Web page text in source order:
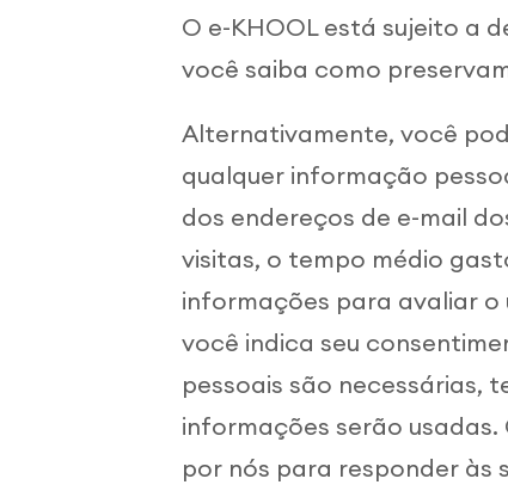
O e-KHOOL está sujeito a
você saiba como
Alternativamente, você
qualquer informação
dos endereços de e-mail
visitas, o tempo médio
informações para avaliar o
você indica seu
pessoais são necessárias,
informações serão
por nós para responder às